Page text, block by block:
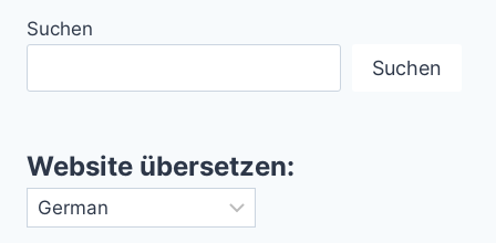
Suchen
Suchen
Website übersetzen: